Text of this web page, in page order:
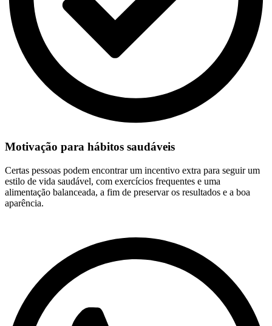
Motivação para hábitos saudáveis
Certas pessoas podem encontrar um incentivo extra para seguir um
estilo de vida saudável, com exercícios frequentes e uma
alimentação balanceada, a fim de preservar os resultados e a boa
aparência.